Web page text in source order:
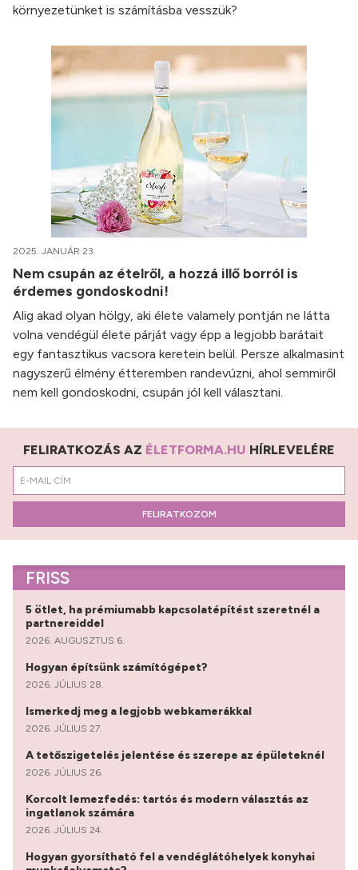
környezetünket is számításba vesszük?
2025. JANUÁR 23.
Nem csupán az ételről, a hozzá illő borról is
érdemes gondoskodni!
Alig akad olyan hölgy, aki élete valamely pontján ne látta
volna vendégül élete párját vagy épp a legjobb barátait
egy fantasztikus vacsora keretein belül. Persze alkalmasint
nagyszerű élmény étteremben randevúzni, ahol semmiről
nem kell gondoskodni, csupán jól kell választani.
FELIRATKOZÁS AZ ÉLETFORMA.HU HÍRLEVELÉRE
FELIRATKOZOM
FRISS
5 ötlet, ha prémiumabb kapcsolatépítést szeretnél a
partnereiddel
2026. AUGUSZTUS 6.
Hogyan építsünk számítógépet?
2026. JÚLIUS 28.
Ismerkedj meg a legjobb webkamerákkal
2026. JÚLIUS 27.
A tetőszigetelés jelentése és szerepe az épületeknél
2026. JÚLIUS 26.
Korcolt lemezfedés: tartós és modern választás az
ingatlanok számára
2026. JÚLIUS 24.
Hogyan gyorsítható fel a vendéglátóhelyek konyhai